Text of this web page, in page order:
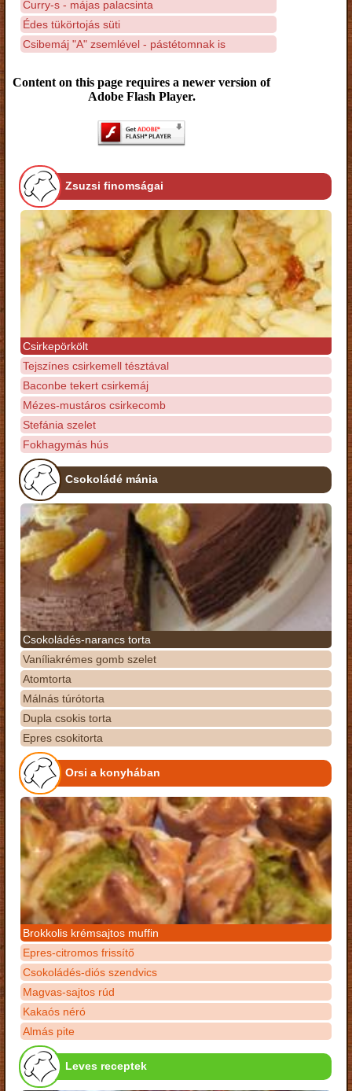
Curry-s - májas palacsinta
Édes tükörtojás süti
Csibemáj "A" zsemlével - pástétomnak is
Content on this page requires a newer version of
Adobe Flash Player.
Zsuzsi finomságai
Csirkepörkölt
Tejszínes csirkemell tésztával
Baconbe tekert csirkemáj
Mézes-mustáros csirkecomb
Stefánia szelet
Fokhagymás hús
Csokoládé mánia
Csokoládés-narancs torta
Vaníliakrémes gomb szelet
Atomtorta
Málnás túrótorta
Dupla csokis torta
Epres csokitorta
Orsi a konyhában
Brokkolis krémsajtos muffin
Epres-citromos frissítő
Csokoládés-diós szendvics
Magvas-sajtos rúd
Kakaós néró
Almás pite
Leves receptek